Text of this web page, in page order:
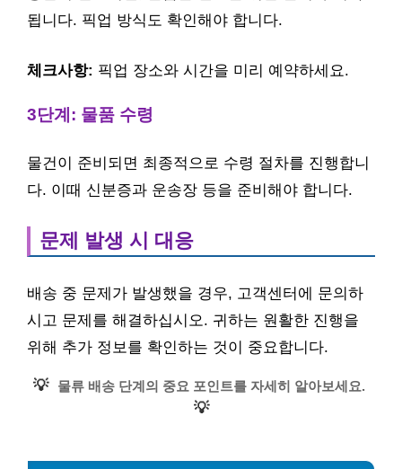
됩니다. 픽업 방식도 확인해야 합니다.
체크사항: 픽업 장소와 시간을 미리 예약하세요.
3단계: 물품 수령
물건이 준비되면 최종적으로 수령 절차를 진행합니
다. 이때 신분증과 운송장 등을 준비해야 합니다.
문제 발생 시 대응
배송 중 문제가 발생했을 경우, 고객센터에 문의하
시고 문제를 해결하십시오. 귀하는 원활한 진행을
위해 추가 정보를 확인하는 것이 중요합니다.
💡 물류 배송 단계의 중요 포인트를 자세히 알아보세요.
💡